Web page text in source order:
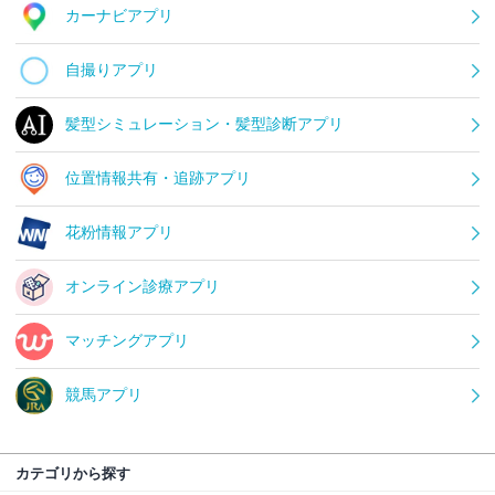
カーナビアプリ
自撮りアプリ
髪型シミュレーション・髪型診断アプリ
位置情報共有・追跡アプリ
花粉情報アプリ
オンライン診療アプリ
マッチングアプリ
競馬アプリ
カテゴリから探す